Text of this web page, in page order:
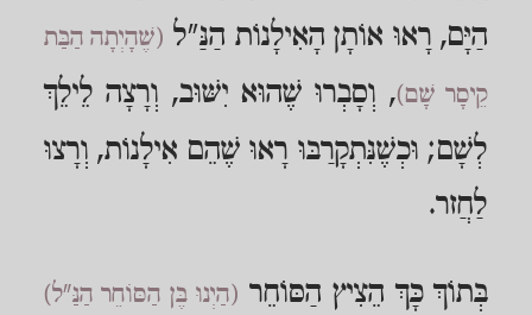
הַיָּם, רָאוּ אוֹתָן הָאִילָנוֹת הַנַּ"ל (שֶׁהָיְתָה הַבַּת
קֵיסָר שָׁם), וְסָבְרוּ שֶׁהוּא יִשּׁוּב, וְרָצָה לֵילֵךְ
לְשָׁם; וּכְשֶׁנִּתְקָרַבּוּ רָאוּ שֶׁהֵם אִילָנוֹת, וְרָצוּ
לַחֲזר.
בְּתוֹךְ כָּךְ הֵצִיץ הַסּוֹחֵר (הַיְנוּ בֶּן הַסּוֹחֵר הַנַּ"ל)